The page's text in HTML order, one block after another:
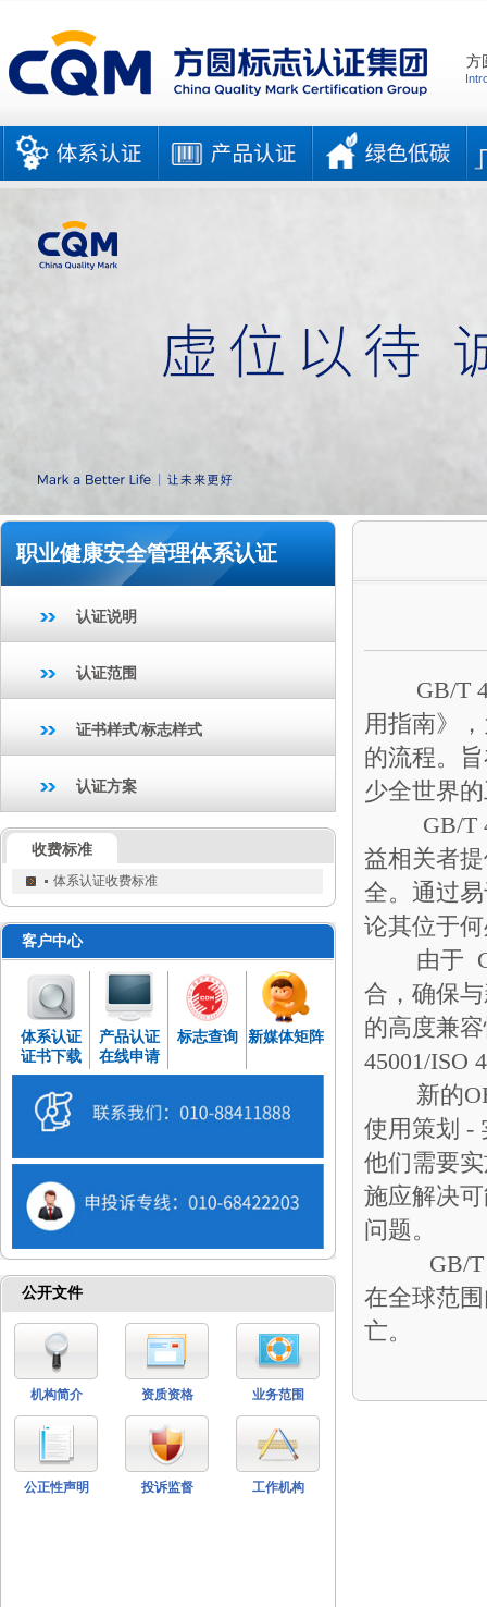
方
职业健康安全管理体系认证
认证说明
认证范围
证书样式/标志样式
认证方案
收费标准
体系认证收费标准
客户中心
体系认证
证书下载
产品认证
在线申请
标志查询 新媒体矩阵
公开文件
机构简介 资质资格 业务范围
公正性声明 投诉监督 工作机构
GB/T
用指南》
的流程。
少全世界
GB/T
益相关者
全。通过
论其位于
由于 GB/
合，确保
的高度兼
45001/ISO
新的OH
使用策划 -
他们需要
施应解决
问题。
GB/T
在全球范
亡。